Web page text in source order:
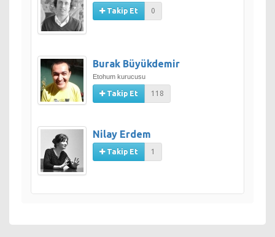
Takip Et 0
Burak Büyükdemir
Etohum kurucusu
Takip Et 118
Nilay Erdem
Takip Et 1